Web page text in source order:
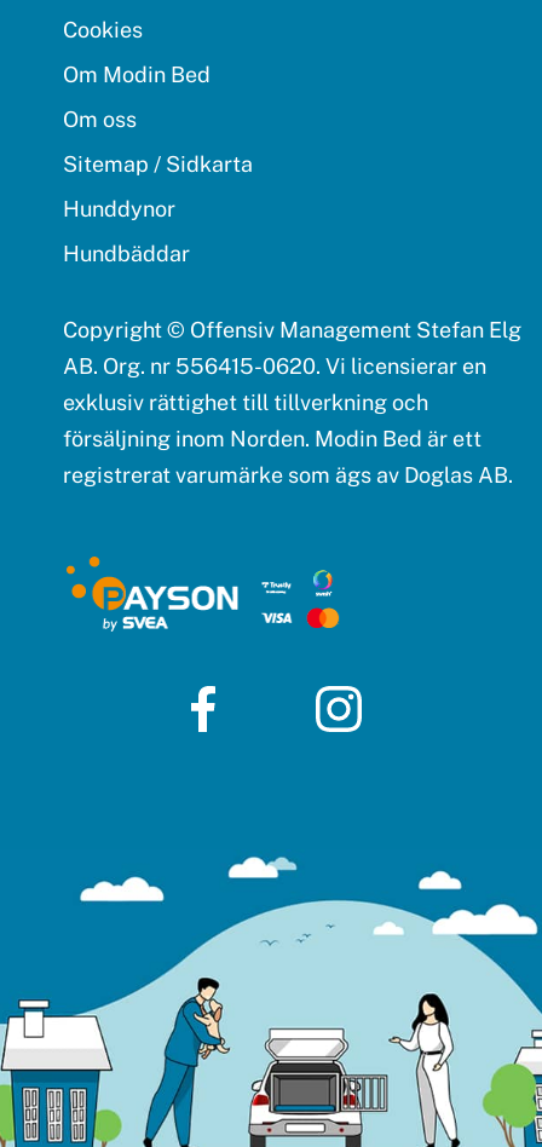
Cookies
Om Modin Bed
Om oss
Sitemap / Sidkarta
Hunddynor
Hundbäddar
Copyright © Offensiv Management Stefan Elg
AB. Org. nr 556415-0620. Vi licensierar en
exklusiv rättighet till tillverkning och
försäljning inom Norden. Modin Bed är ett
registrerat varumärke som ägs av Doglas AB.